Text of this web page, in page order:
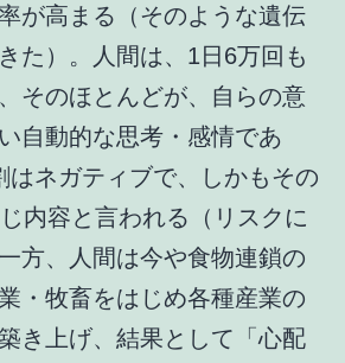
が高まる（そのような遺伝
た）。人間は、1日6万回も
そのほとんどが、自らの意
自動的な思考・感情であ
はネガティブで、しかもその
内容と言われる（リスクに
方、人間は今や食物連鎖の
・牧畜をはじめ各種産業の
き上げ、結果として「心配